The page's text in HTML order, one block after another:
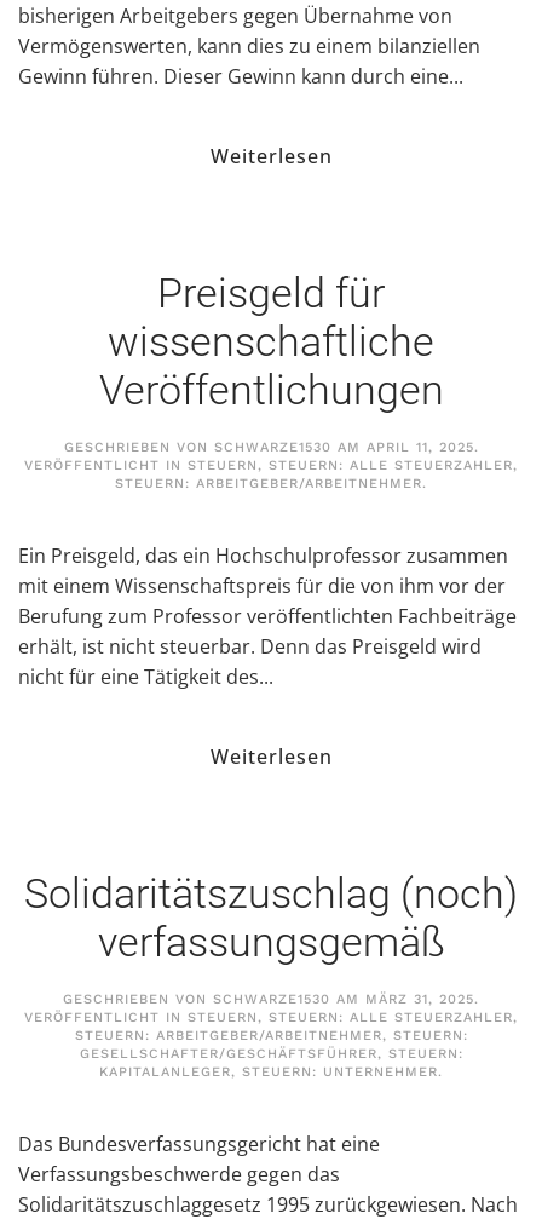
bisherigen Arbeitgebers gegen Übernahme von
Vermögenswerten, kann dies zu einem bilanziellen
Gewinn führen. Dieser Gewinn kann durch eine...
Weiterlesen
Preisgeld für
wissenschaftliche
Veröffentlichungen
GESCHRIEBEN VON SCHWARZE1530 AM APRIL 11, 2025.
VERÖFFENTLICHT IN STEUERN, STEUERN: ALLE STEUERZAHLER,
STEUERN: ARBEITGEBER/ARBEITNEHMER.
Ein Preisgeld, das ein Hochschulprofessor zusammen
mit einem Wissenschaftspreis für die von ihm vor der
Berufung zum Professor veröffentlichten Fachbeiträge
erhält, ist nicht steuerbar. Denn das Preisgeld wird
nicht für eine Tätigkeit des...
Weiterlesen
Solidaritätszuschlag (noch)
verfassungsgemäß
GESCHRIEBEN VON SCHWARZE1530 AM MÄRZ 31, 2025.
VERÖFFENTLICHT IN STEUERN, STEUERN: ALLE STEUERZAHLER,
STEUERN: ARBEITGEBER/ARBEITNEHMER, STEUERN:
GESELLSCHAFTER/GESCHÄFTSFÜHRER, STEUERN:
KAPITALANLEGER, STEUERN: UNTERNEHMER.
Das Bundesverfassungsgericht hat eine
Verfassungsbeschwerde gegen das
Solidaritätszuschlaggesetz 1995 zurückgewiesen. Nach